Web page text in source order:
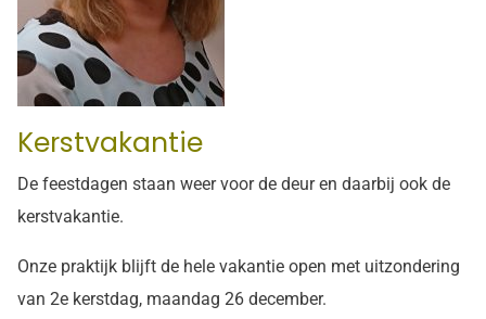
Kerstvakantie
De feestdagen staan weer voor de deur en daarbij ook de
kerstvakantie.
Onze praktijk blijft de hele vakantie open met uitzondering
van 2e kerstdag, maandag 26 december.